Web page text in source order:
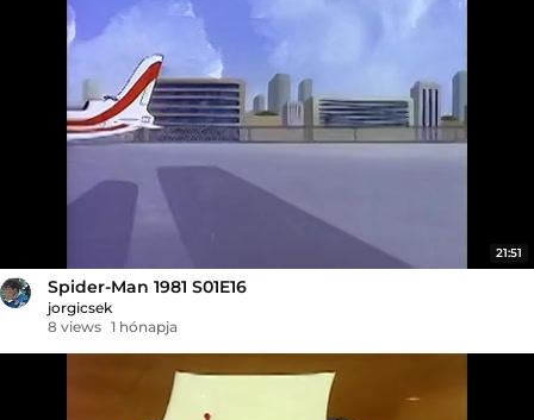
21:51
Spider-Man 1981 S01E16
jorgicsek
8 views 1 hónapja